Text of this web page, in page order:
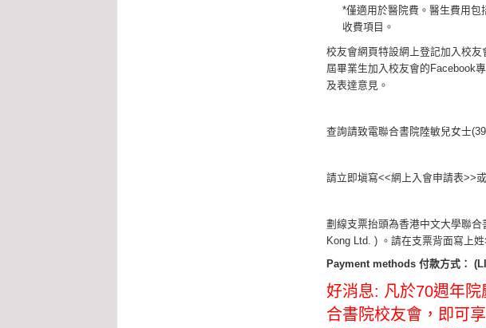
*僅適用於醫院費。醫生費用
收費項目。
校友會網頁特設網上登記加入校友
屆畢業生加入校友會的Facebook
及表達意見。
查詢請致電聯合書院陸敏兒女士
請立即塡寫<<網上入會申請表>>
劃線支票抬頭為香港中文大學聯
Kong Ltd. ) 。請在支票背面寫上
Payment methods 付款方式：
好消息: 凡於70週年
合書院校友會，即可